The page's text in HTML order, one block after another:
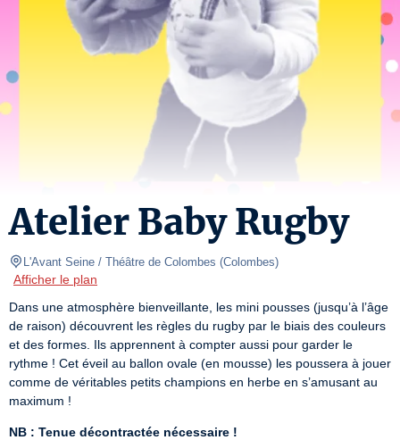
Atelier Baby Rugby
L'Avant Seine / Théâtre de Colombes (Colombes)
Afficher le plan
Dans une atmosphère bienveillante, les mini pousses (jusqu’à l’âge
de raison) découvrent les règles du rugby par le biais des couleurs
et des formes. Ils apprennent à compter aussi pour garder le
rythme ! Cet éveil au ballon ovale (en mousse) les poussera à jouer
comme de véritables petits champions en herbe en s’amusant au
maximum !
NB : Tenue décontractée nécessaire !